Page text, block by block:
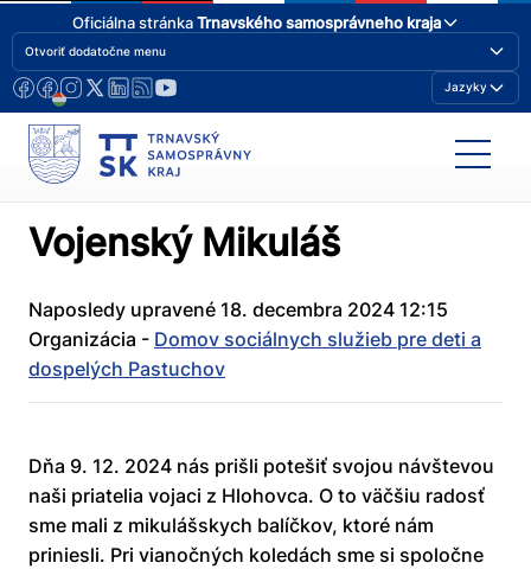
Oficiálna stránkaTrnavského samosprávneho kraja
Otvoriť dodatočne menu
Jazyky
Vojenský Mikuláš
Naposledy upravené 18. decembra 2024 12:15
Organizácia - Domov sociálnych služieb pre deti a
dospelých Pastuchov
Dňa 9. 12. 2024 nás prišli potešiť svojou návštevou
naši priatelia vojaci z Hlohovca. O to väčšiu radosť
sme mali z mikulášskych balíčkov, ktoré nám
priniesli. Pri vianočných koledách sme si spoločne